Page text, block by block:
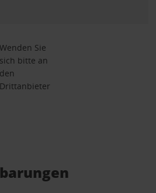
Wenden Sie
sich bitte an
den
Drittanbieter